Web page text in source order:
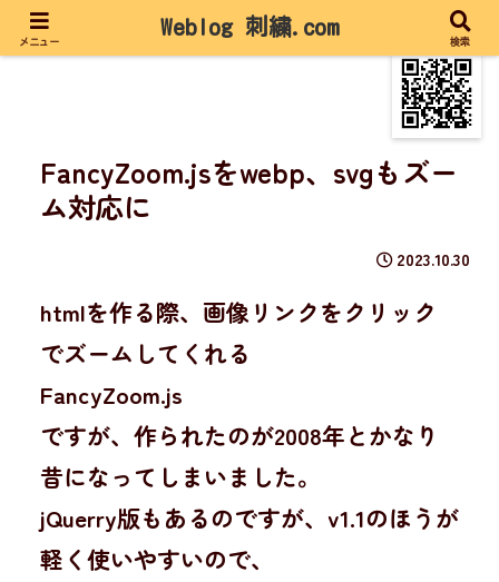
FancyZoom.jsをwebp、svgもズー
ム対応に
2023.10.30
htmlを作る際、画像リンクをクリック
でズームしてくれる
FancyZoom.js
ですが、作られたのが2008年とかなり
昔になってしまいました。
jQuerry版もあるのですが、v1.1のほうが
軽く使いやすいので、
メニュー
Weblog 刺繍.com
検索